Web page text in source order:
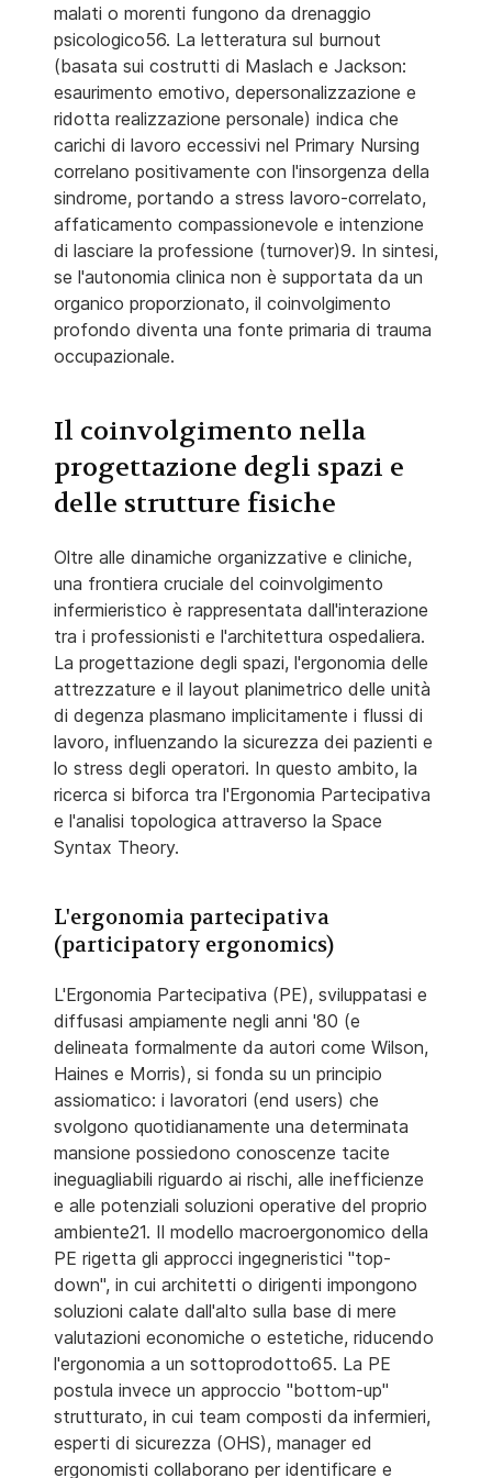
malati o morenti fungono da drenaggio
psicologico56. La letteratura sul burnout
(basata sui costrutti di Maslach e Jackson:
esaurimento emotivo, depersonalizzazione e
ridotta realizzazione personale) indica che
carichi di lavoro eccessivi nel Primary Nursing
correlano positivamente con l'insorgenza della
sindrome, portando a stress lavoro-correlato,
affaticamento compassionevole e intenzione
di lasciare la professione (turnover)9. In sintesi,
se l'autonomia clinica non è supportata da un
organico proporzionato, il coinvolgimento
profondo diventa una fonte primaria di trauma
occupazionale.
Il coinvolgimento nella
progettazione degli spazi e
delle strutture fisiche
Oltre alle dinamiche organizzative e cliniche,
una frontiera cruciale del coinvolgimento
infermieristico è rappresentata dall'interazione
tra i professionisti e l'architettura ospedaliera.
La progettazione degli spazi, l'ergonomia delle
attrezzature e il layout planimetrico delle unità
di degenza plasmano implicitamente i flussi di
lavoro, influenzando la sicurezza dei pazienti e
lo stress degli operatori. In questo ambito, la
ricerca si biforca tra l'Ergonomia Partecipativa
e l'analisi topologica attraverso la Space
Syntax Theory.
L'ergonomia partecipativa
(participatory ergonomics)
L'Ergonomia Partecipativa (PE), sviluppatasi e
diffusasi ampiamente negli anni '80 (e
delineata formalmente da autori come Wilson,
Haines e Morris), si fonda su un principio
assiomatico: i lavoratori (end users) che
svolgono quotidianamente una determinata
mansione possiedono conoscenze tacite
ineguagliabili riguardo ai rischi, alle inefficienze
e alle potenziali soluzioni operative del proprio
ambiente21. Il modello macroergonomico della
PE rigetta gli approcci ingegneristici "top-
down", in cui architetti o dirigenti impongono
soluzioni calate dall'alto sulla base di mere
valutazioni economiche o estetiche, riducendo
l'ergonomia a un sottoprodotto65. La PE
postula invece un approccio "bottom-up"
strutturato, in cui team composti da infermieri,
esperti di sicurezza (OHS), manager ed
ergonomisti collaborano per identificare e